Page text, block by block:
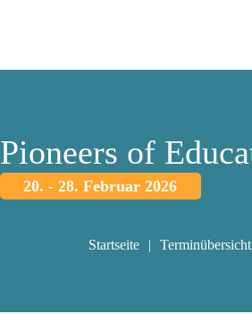
Pioneers of
20. - 28. Februar 2026
Startseite Terminübersicht